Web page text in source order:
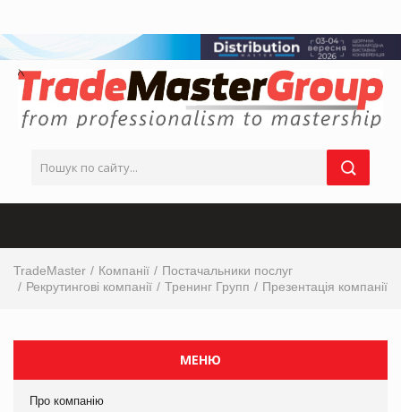
TradeMaster Компанії
Постачальники послуг
Рекрутингові компанії
Тренинг Групп Презентація компанії
МЕНЮ
Про компанію